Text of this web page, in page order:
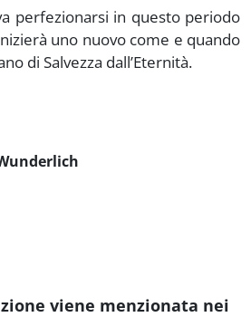
perfezionarsi in questo periodo
uno nuovo come e quando
di Salvezza dall’Eternità.
viene menzionata nei